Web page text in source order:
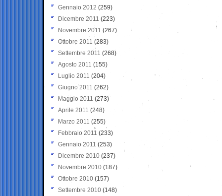
Gennaio 2012 (259)
Dicembre 2011 (223)
Novembre 2011 (267)
Ottobre 2011 (283)
Settembre 2011 (268)
Agosto 2011 (155)
Luglio 2011 (204)
Giugno 2011 (262)
Maggio 2011 (273)
Aprile 2011 (248)
Marzo 2011 (255)
Febbraio 2011 (233)
Gennaio 2011 (253)
Dicembre 2010 (237)
Novembre 2010 (187)
Ottobre 2010 (157)
Settembre 2010 (148)